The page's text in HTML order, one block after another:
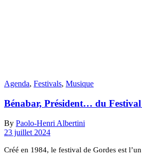
Agenda, Festivals, Musique
Bénabar, Président… du Festival
By Paolo-Henri Albertini
23 juillet 2024
Créé en 1984, le festival de Gordes est